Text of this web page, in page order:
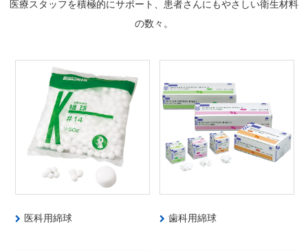
医療スタッフを積極的にサポート、患者さんにもやさしい衛生材料
の数々。
医科用綿球 歯科用綿球